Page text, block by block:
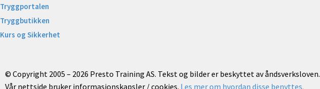
Tryggportalen
Tryggbutikken
Kurs og Sikkerhet
© Copyright 2005 – 2026 Presto Training AS. Tekst og bilder er beskyttet av åndsverksloven.
Vår nettside bruker informasjonskapsler / cookies. Les mer om hvordan disse benyttes.